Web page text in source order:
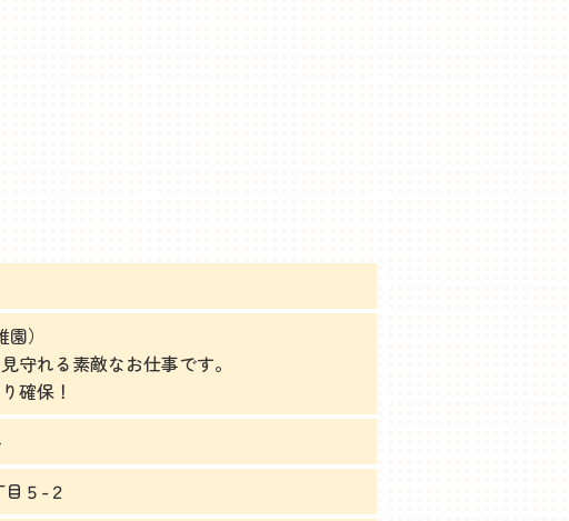
）
守れる素敵なお仕事です。
確保！
５-２